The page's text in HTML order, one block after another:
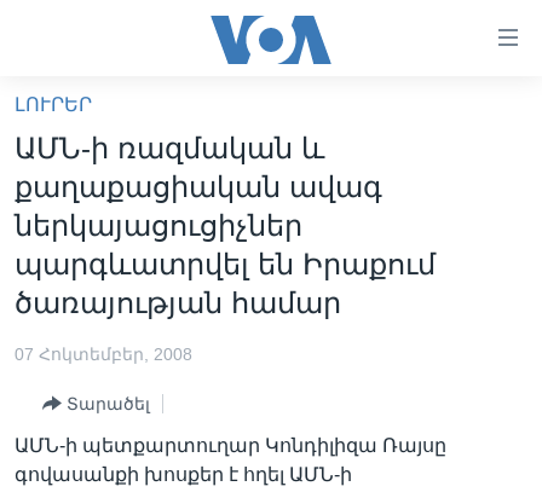
հիմնական
բովանդակությանը
անցնել
հիմնական
բովանդակությանը
հիմնական
բովանդակություն
ԼՈՒՐԵՐ
ՍՓՅՈՒՌՔ
ՏԵՍԱՆՅՈՒԹԵՐ
ՖԻԼՄԵՐ
ՖԻԼՄԵՐ
ՄԵՐ ՄԱՍԻՆ
ԿԱՊ ՄԵԶ ՀԵՏ
Learning English
ԼՈՒՐԵՐ
ԱՄՆ-ի ռազմական և
քաղաքացիական ավագ
ներկայացուցիչներ
պարգևատրվել են Իրաքում
ծառայության համար
07 Հոկտեմբեր, 2008
Տարածել
ԱՄՆ-ի պետքարտուղար Կոնդիլիզա Ռայսը
գովասանքի խոսքեր է հղել ԱՄՆ-ի